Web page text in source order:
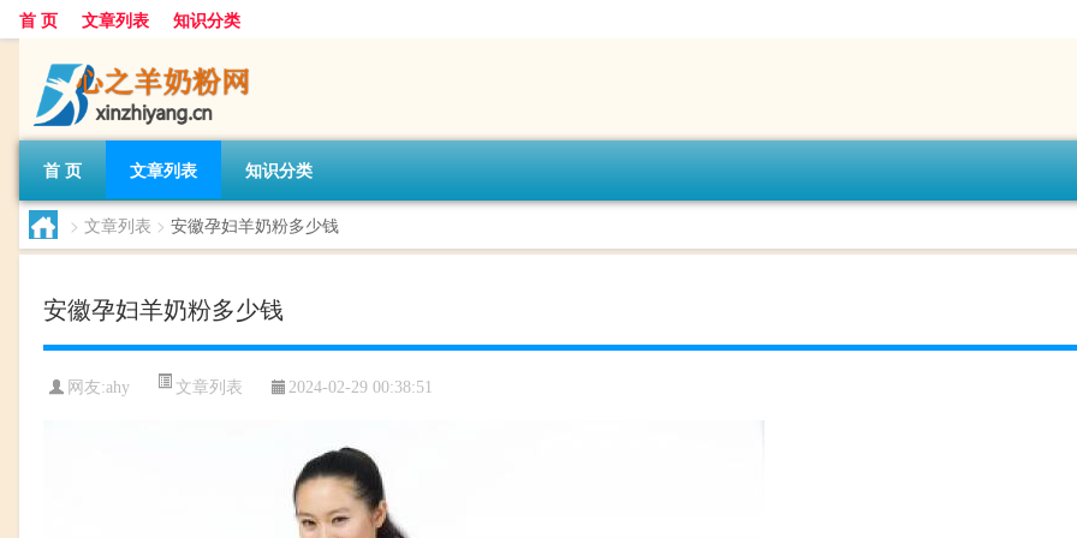
首 页 文章列表 知识分类
首 页 文章列表 知识分类
> 文章列表 > 安徽孕妇羊奶粉多少钱
安徽孕妇羊奶粉多少钱
网友:ahy 文章列表 2024-02-29 00:38:51